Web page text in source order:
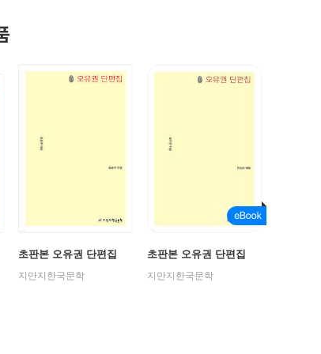
대표적인 작품으로는 〈소문〉, 〈젊은 홀어미들〉, 〈황
젊은이들》 등이 있다.
투병 생활을 하는 중에도 활발한 작품 활동을 하다가 1999
초판본 오유권 단편집
지만지한국문학
초판본 오유권 단편집
지만지한국문학